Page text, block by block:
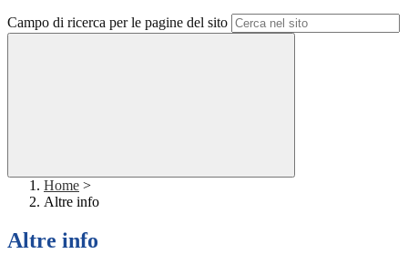
Campo di ricerca per le pagine del sito
Home >
Altre info
Altre info